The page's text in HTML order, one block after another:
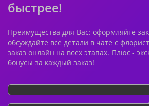
быстрее!
Преимущества для Вас: оформляйте
обсуждайте все детали в чате с
заказ онлайн на всех этапах. Плюс -
бонусы за каждый заказ!